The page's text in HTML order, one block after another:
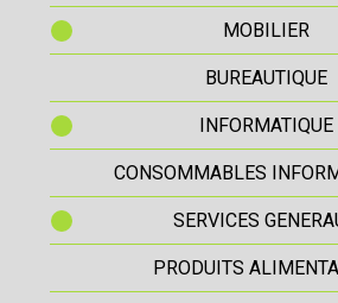
MOBILIER
BUREAUTIQUE
INFORMATIQUE
CONSOMMABLES
SERVICES
PRODUITS